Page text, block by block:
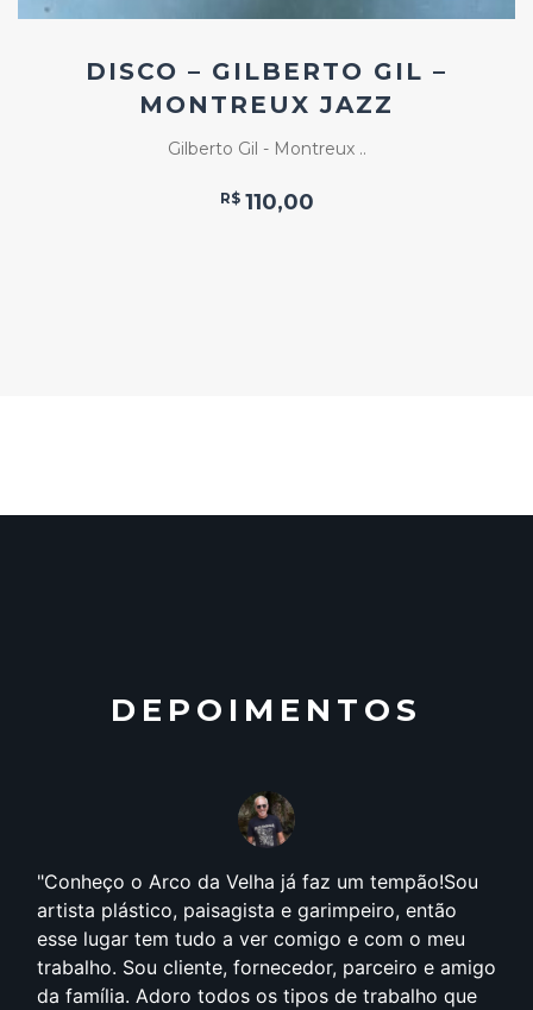
DISCO – GILBERTO GIL –
MONTREUX JAZZ
Gilberto Gil - Montreux ..
R$ 110,00
DEPOIMENTOS
Conheço o Arco da Velha já faz um tempão!Sou
artista plástico, paisagista e garimpeiro, então
esse lugar tem tudo a ver comigo e com o meu
trabalho. Sou cliente, fornecedor, parceiro e amigo
da família. Adoro todos os tipos de trabalho que